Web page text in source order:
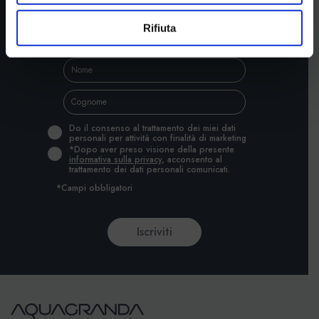
Rifiuta
per rimanere sempre aggiornato
Do il consenso al trattamento dei miei dati
personali per attività con finalità di marketing
*Dopo aver preso visione della presente
informativa sulla privacy, acconsento al
trattamento dei dati personali comunicati.
*Campi obbligatori